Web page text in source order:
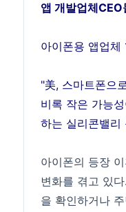
앱 개발업체
아이폰용 앱업체
"美, 스마트폰으
비록 작은 가능
하는 실리콘밸리
아이폰의 등장
변화를 겪고 있
을 확인하거나